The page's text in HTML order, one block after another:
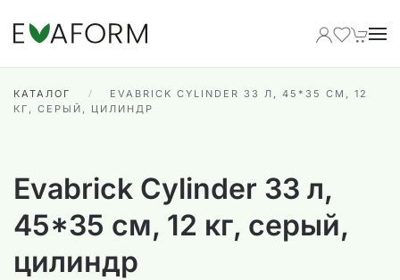
КАТАЛОГ
EVABRICK CYLINDER 33 Л, 45*35 СМ, 12
КГ, СЕРЫЙ, ЦИЛИНДР
Evabrick Cylinder 33 л,
45*35 см, 12 кг, серый,
цилиндр